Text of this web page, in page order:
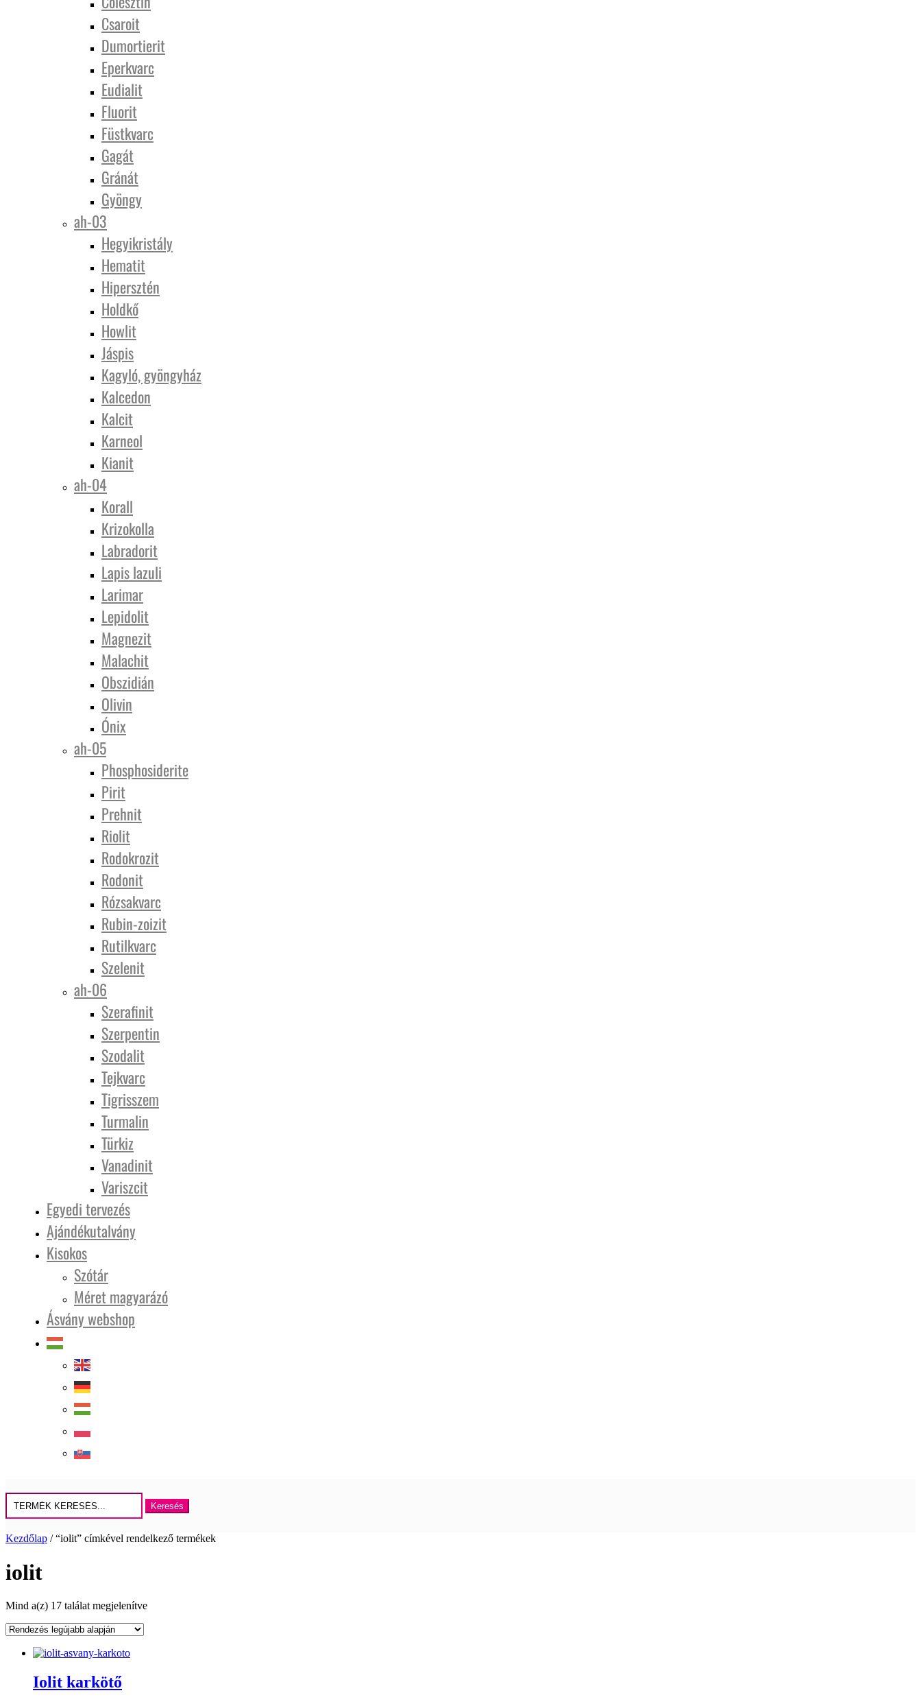
Csaroit
Dumortierit
Eperkvarc
Eudialit
Fluorit
Füstkvarc
Gagát
Gránát
Gyöngy
ah-03
Hegyikristály
Hematit
Hipersztén
Holdkő
Howlit
Jáspis
Kagyló, gyöngyház
Kalcedon
Kalcit
Karneol
Kianit
ah-04
Korall
Krizokolla
Labradorit
Lapis lazuli
Larimar
Lepidolit
Magnezit
Malachit
Obszidián
Olivin
Ónix
ah-05
Phosphosiderite
Pirit
Prehnit
Riolit
Rodokrozit
Rodonit
Rózsakvarc
Rubin-zoizit
Rutilkvarc
Szelenit
ah-06
Szerafinit
Szerpentin
Szodalit
Tejkvarc
Tigrisszem
Turmalin
Türkiz
Vanadinit
Variszcit
Egyedi tervezés
Ajándékutalvány
Kisokos
Szótár
Méret magyarázó
Ásvány webshop
Keresés
erre:
Kezdőlap / “iolit” címkével rendelkező termékek
iolit
Mind a(z) 17 találat megjelenítveSorted
Iolit karkötő